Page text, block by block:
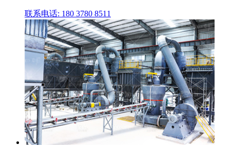
联系电话: 180 3780 8511